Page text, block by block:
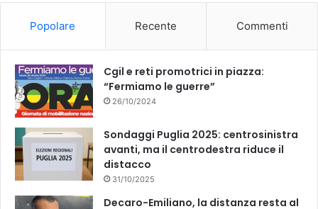
k
Popolare Recente Commenti
Cgil e reti promotrici in piazza:
“Fermiamo le guerre”
26/10/2024
Sondaggi Puglia 2025: centrosinistra
avanti, ma il centrodestra riduce il
distacco
31/10/2025
Decaro-Emiliano, la distanza resta al